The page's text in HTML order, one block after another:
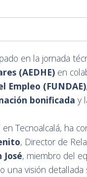
en la jornada
(AEDHE) en
Empleo (FUNDAE)
bonificada y
Tecnoalcalá, ha
, Director de
José, miembro del
una visión detallada